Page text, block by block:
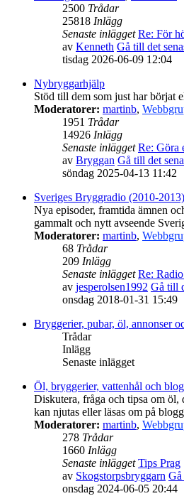
2500 Trådar
25818 Inlägg
Senaste inlägget Re: För
av Kenneth Gå till det
tisdag 2026-06-09 12:04
Nybryggarhjälp
Stöd till dem som just har börjat
Moderatorer: martinb,
1951 Trådar
14926 Inlägg
Senaste inlägget Re: Göra
av Bryggan Gå till det
söndag 2025-04-13 11:42
Sveriges Bryggradio (2010-2013)
Nya episoder, framtida ämnen
gammalt och nytt avseende
Moderatorer: martinb,
68 Trådar
209 Inlägg
Senaste inlägget Re:
av jesperolsen1992 Gå till
onsdag 2018-01-31 15:49
Bryggerier, pubar, öl, annonser
Trådar
Inlägg
Senaste inlägget
Öl, bryggerier, vattenhål och
Diskutera, fråga och tipsa om öl,
kan njutas eller läsas om på
Moderatorer: martinb,
278 Trådar
1660 Inlägg
Senaste inlägget Tips Prag
av Skogstorpsbryggarn Gå
onsdag 2024-06-05 20:44